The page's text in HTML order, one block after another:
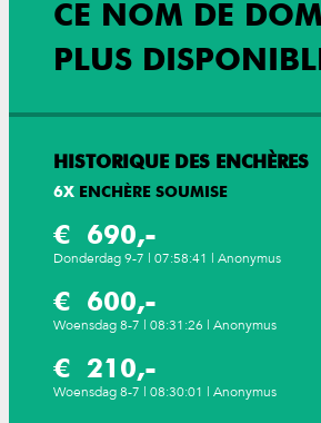
CE NOM DE
PLUS
HISTORIQUE DES ENCHÈRES
6X ENCHÈRE SOUMISE
€ 690,-
Donderdag 9-7 | 07:58:41 | Anonymus
€ 600,-
Woensdag 8-7 | 08:31:26 | Anonymus
€ 210,-
Woensdag 8-7 | 08:30:01 | Anonymus